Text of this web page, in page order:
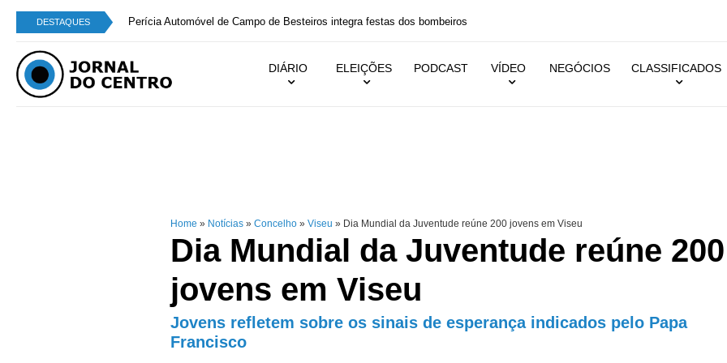
DESTAQUES Perícia Automóvel de Campo de Besteiros integra festas dos bombeiros
DIÁRIO ELEIÇÕES PODCAST VÍDEO NEGÓCIOS CLASSIFICADOS
Home » Notícias » Concelho » Viseu » Dia Mundial da Juventude reúne 200 jovens em Viseu
Dia Mundial da Juventude reúne 200
jovens em Viseu
Jovens refletem sobre os sinais de esperança indicados pelo Papa
Francisco